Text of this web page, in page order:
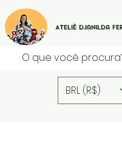
Ateliê Djanilda
BRL (R$)